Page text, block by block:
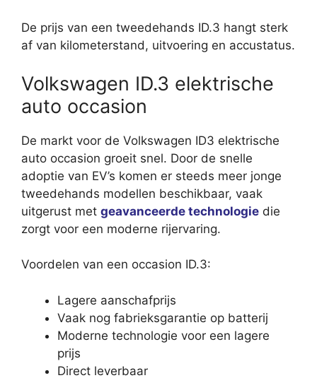
De prijs van een tweedehands ID.3 hangt sterk
af van kilometerstand, uitvoering en accustatus.
Volkswagen ID.3 elektrische
auto occasion
De markt voor de Volkswagen ID3 elektrische
auto occasion groeit snel. Door de snelle
adoptie van EV’s komen er steeds meer jonge
tweedehands modellen beschikbaar, vaak
uitgerust met geavanceerde technologie die
zorgt voor een moderne rijervaring.
Voordelen van een occasion ID.3:
Lagere aanschafprijs
Vaak nog fabrieksgarantie op batterij
Moderne technologie voor een lagere
prijs
Direct leverbaar